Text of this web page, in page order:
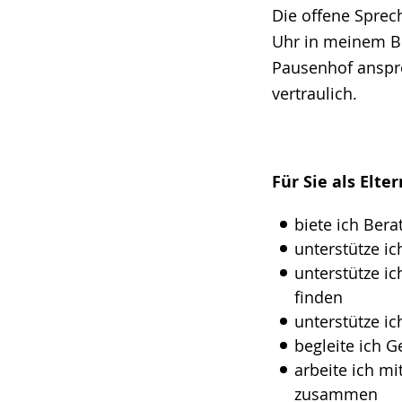
Die offene
Uhr in meinem
Pausenhof
vertraulich.
Für Sie als
biete ich
unterstütze
unterstütze
finden
unterstütze
begleite ich
arbeite ich
zusammen